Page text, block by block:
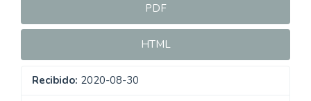
PDF
HTML
Recibido: 2020-08-30